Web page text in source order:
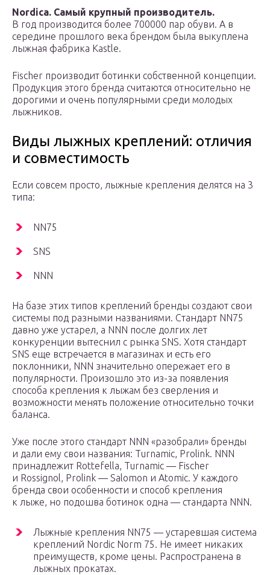
Nordica. Самый крупный производитель.
В год производится более 700000 пар обуви. А в
середине прошлого века брендом была выкуплена
лыжная фабрика Kastle.
Fischer производит ботинки собственной концепции.
Продукция этого бренда считаются относительно не
дорогими и очень популярными среди молодых
лыжников.
Виды лыжных креплений: отличия
и совместимость
Если совсем просто, лыжные крепления делятся на 3
типа:
NN75
SNS
NNN
На базе этих типов креплений бренды создают свои
системы под разными названиями. Cтандарт NN75
давно уже устарел, а NNN после долгих лет
конкуренции вытеснил с рынка SNS. Хотя стандарт
SNS еще встречается в магазинах и есть его
поклонники, NNN значительно опережает его в
популярности. Произошло это из-за появления
способа крепления к лыжам без сверления и
возможности менять положение относительно точки
баланса.
Уже после этого стандарт NNN «разобрали» бренды
и дали ему свои названия: Turnamic, Prolink. NNN
принадлежит Rottefella, Turnamic — Fischer
и Rossignol, Prolink — Salomon и Atomic. У каждого
бренда свои особенности и способ крепления
к лыже, но подошва ботинок одна — стандарта NNN.
Лыжные крепления NN75 — устаревшая система
креплений Nordic Norm 75. Не имеет никаких
преимуществ, кроме цены. Распространена в
лыжных прокатах.